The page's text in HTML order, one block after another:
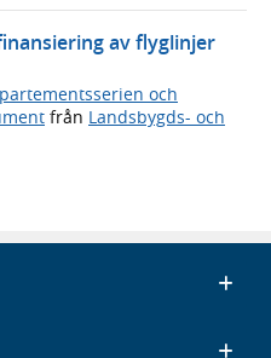
av flyglinjer
och
från Landsbygds- och